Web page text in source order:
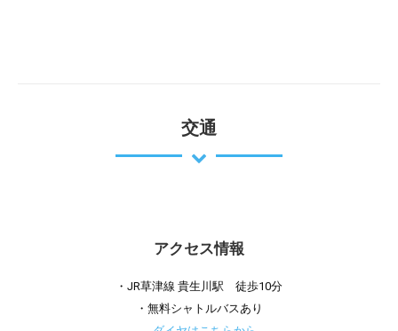
交通
アクセス情報
・JR草津線 貴生川駅 徒歩10分
・無料シャトルバスあり